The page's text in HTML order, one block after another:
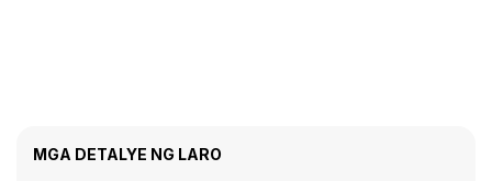
MGA DETALYE NG LARO